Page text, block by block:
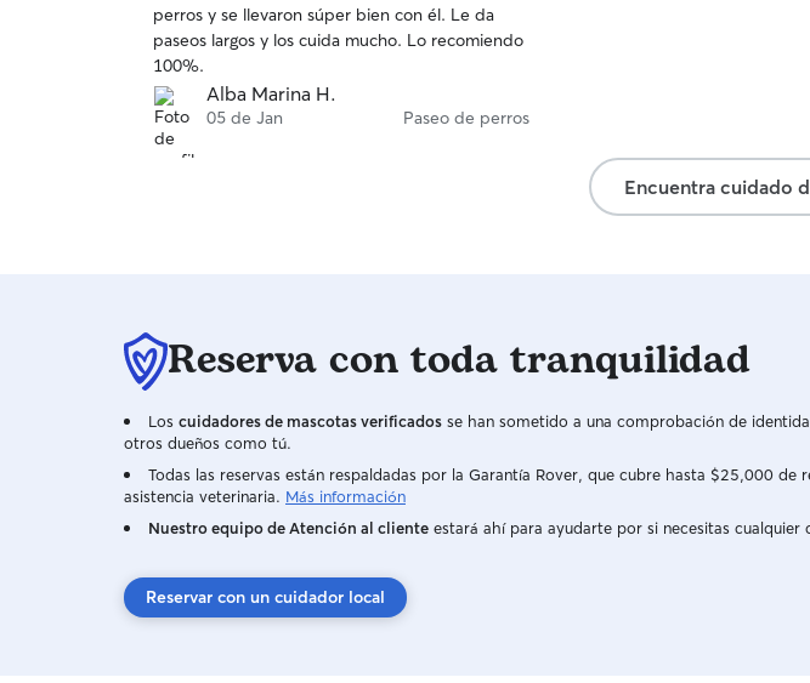
5
estrellas
perros y se llevaron súper bien con él. Le da
paseos largos y los cuida mucho. Lo recomiendo
100%.
Alba Marina H.
05 de Jan Paseo de perros
Encuentra cuidado
Reserva con toda tranquilidad
Los cuidadores de mascotas verificados se han sometido a una comprobación de
otros dueños como tú.
Todas las reservas están respaldadas por la Garantía Rover, que cubre hasta $25,000 de
asistencia veterinaria. Más información
Nuestro equipo de Atención al cliente estará ahí para ayudarte por si necesitas cualquier
Reservar con un cuidador local